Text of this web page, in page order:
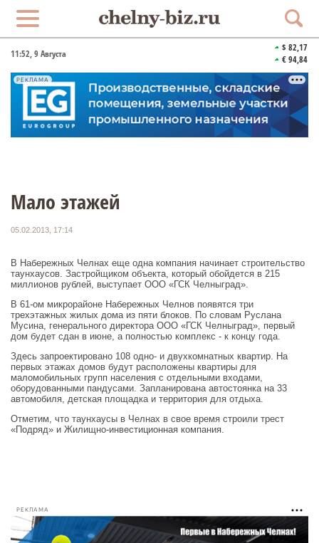
11:52, 9 Августа
$ 82,17
€ 94,84
РЕКЛАМА
Мало этажей
05.02.2013, 17:14
В Набережных Челнах еще одна компания начинает строительство
таунхаусов. Застройщиком объекта, который обойдется в 215
миллионов рублей, выступает ООО «ГСК Челныград».
В 61-ом микрорайоне Набережных Челнов появятся три
трехэтажных жилых дома из пяти блоков. По словам Руслана
Мусина, генерального директора ООО «ГСК Челныград», первый
дом будет сдан в июне, а полностью комплекс - к концу года.
Здесь запроектировано 108 одно- и двухкомнатных квартир. На
первых этажах домов будут расположены квартиры для
маломобильных групп населения с отдельными входами,
оборудованными пандусами. Запланирована автостоянка на 33
автомобиля, детская площадка и территория для отдыха.
Отметим, что таунхаусы в Челнах в свое время строили трест
«Подряд» и Жилищно-инвестиционная компания.
РЕКЛАМА